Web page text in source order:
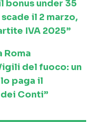
bonus under 35
il 2 marzo,
IVA 2025”
Roma
del fuoco: un
paga il
Conti”